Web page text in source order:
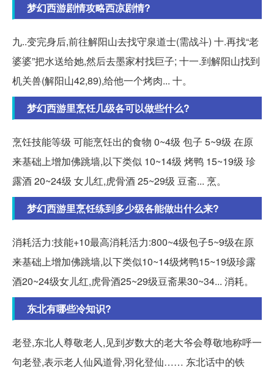
梦幻西游剧情攻略西凉剧情?
九..变完身后,前往解阳山去找守泉道士(需战斗) 十.再找“老
婆婆”把水送给她,然后去墨家村找巨子; 十一.到解阳山找到
机关兽(解阳山42,89),给他一个烤肉... 十。
梦幻西游里烹饪几级各可以做些什么?
烹饪技能等级 可能烹饪出的食物 0~4级 包子 5~9级 在原
来基础上增加佛跳墙,以下类似 10~14级 烤鸭 15~19级 珍
露酒 20~24级 女儿红,虎骨酒 25~29级 豆斋... 烹。
梦幻西游里烹饪练到多少级各能做出什么来?
消耗活力:技能+10最高消耗活力:800~4级包子5~9级在原
来基础上增加佛跳墙,以下类似10~14级烤鸭15~19级珍露
酒20~24级女儿红,虎骨酒25~29级豆斋果30~34... 消耗。
东北有哪些冷知识?
老登,东北人尊敬老人,见到岁数大的老大爷会尊敬地称呼一
句老登,表示老人仙风道骨,羽化登仙…… 东北话中的铁